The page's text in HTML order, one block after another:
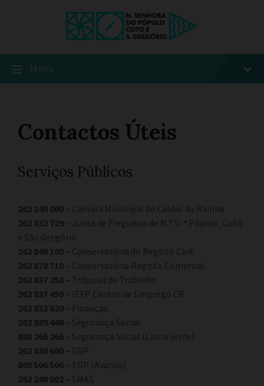
Menu
Contactos Úteis
Serviços Públicos
262 240 000 – Câmara Municipal de Caldas da Rainha
262 832 729 – Junta de Freguesia de N.ª Sr.ª Pópulo, Coto
e São Gregório
262 840 100 – Conservatória do Registo Civil
262 870 710 – Conservatória Registo Comercial
262 837 250 – Tribunal de Trabalho
262 837 450 – IEFP Centro de Emprego CR
262 832 620 – Finanças
262 889 440 – Segurança Social
808 266 266 – Segurança Social (Linha verde)
262 830 600 – EDP
808 506 506 – EDP (Avarias)
262 240 002 – SMAS